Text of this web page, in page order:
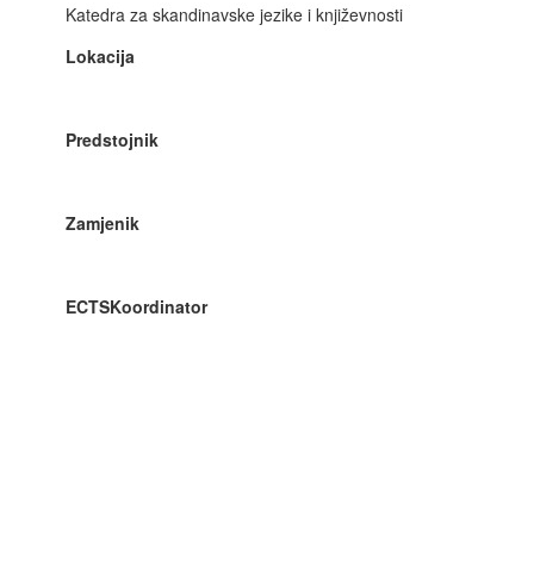
Katedra za skandinavske jezike i književnosti
Lokacija
Predstojnik
Zamjenik
ECTSKoordinator